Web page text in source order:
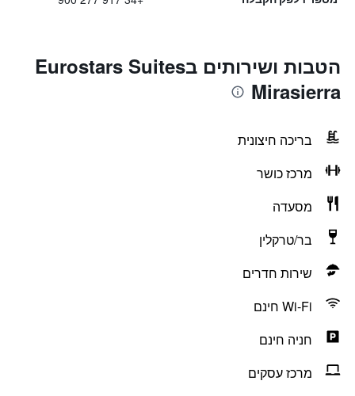
הטבות ושירותים בEurostars Suites
Mirasierra
בריכה חיצונית
מרכז כושר
מסעדה
בר/טרקלין
שירות חדרים
Wi-Fi חינם
חניה חינם
מרכז עסקים